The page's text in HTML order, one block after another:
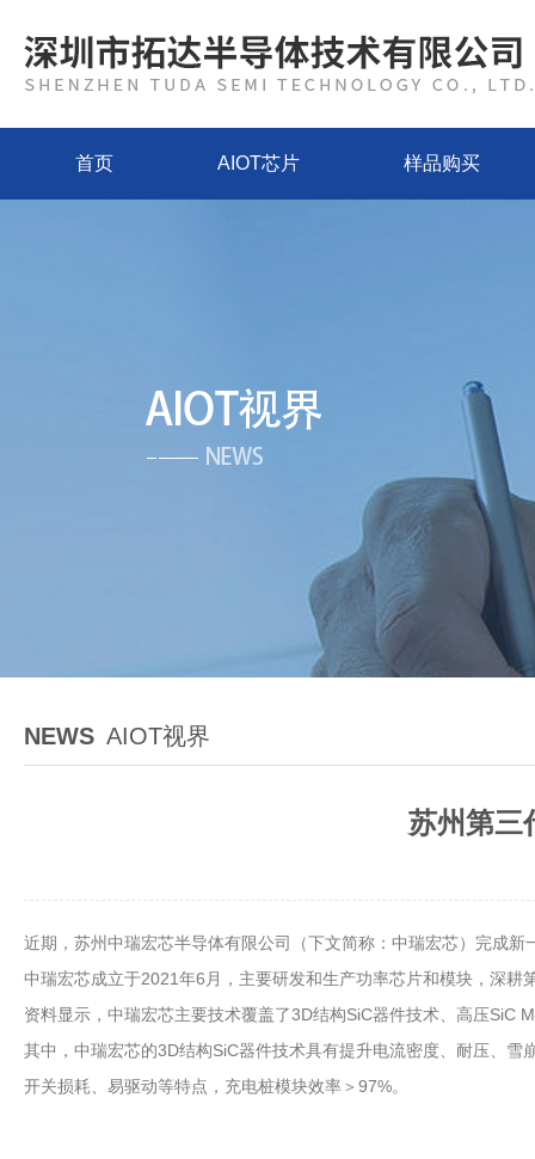
首页 AIOT芯片 样品购买
NEWS AIOT视界
苏州第三
近期，苏州中瑞宏芯半导体有限公司（下文简称：中瑞宏芯）完成
中瑞宏芯成立于2021年6月，主要研发和生产功率芯片和模块，深
资料显示，中瑞宏芯主要技术覆盖了3D结构SiC器件技术、高压SiC
其中，中瑞宏芯的3D结构SiC器件技术具有提升电流密度、耐压、
开关损耗、易驱动等特点，充电桩模块效率＞97%。